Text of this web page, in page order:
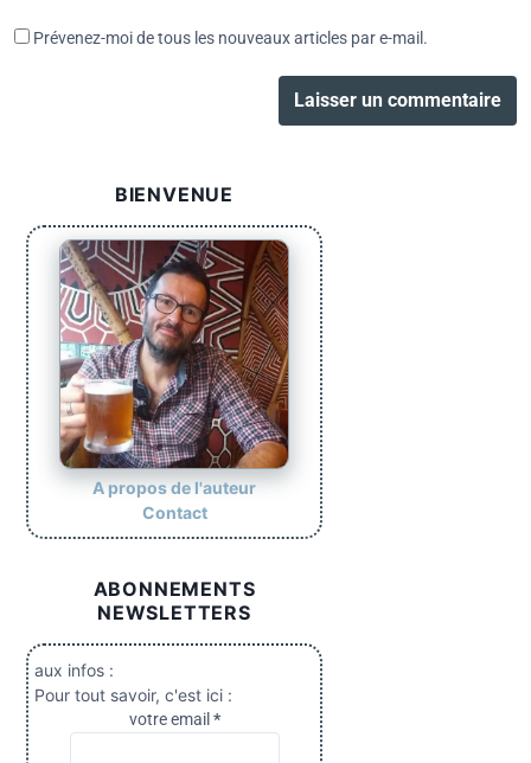
Prévenez-moi de tous les nouveaux articles par e-mail.
BIENVENUE
A propos de l'auteur
Contact
ABONNEMENTS
NEWSLETTERS
aux infos :
Pour tout savoir, c'est ici :
votre email *